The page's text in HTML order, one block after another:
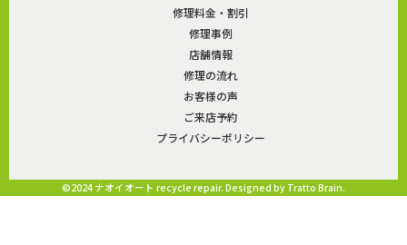
修理料金・割引
修理事例
店舗情報
修理の流れ
お客様の声
ご来店予約
プライバシーポリシー
©2024 ナオイオート recycle repair. Designed by Tratto Brain.